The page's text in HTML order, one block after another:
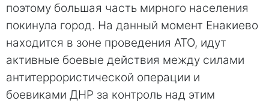
поэтому большая часть мирного населения
покинула город. На данный момент Енакиево
находится в зоне проведения АТО, идут
активные боевые действия между силами
антитеррористической операции и
боевиками ДНР за контроль над этим